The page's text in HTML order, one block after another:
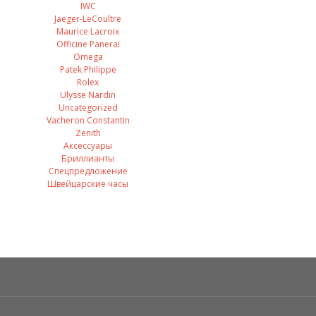
IWC
Jaeger-LeCoultre
Maurice Lacroix
Officine Panerai
Omega
Patek Philippe
Rolex
Ulysse Nardin
Uncategorized
Vacheron Constantin
Zenith
Аксессуары
Бриллианты
Спецпредложение
Швейцарские часы